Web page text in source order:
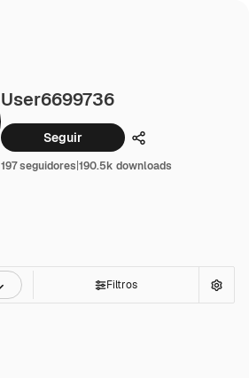
User6699736
Seguir Compartilhar
197 seguidores|190.5k downloads
Filtros